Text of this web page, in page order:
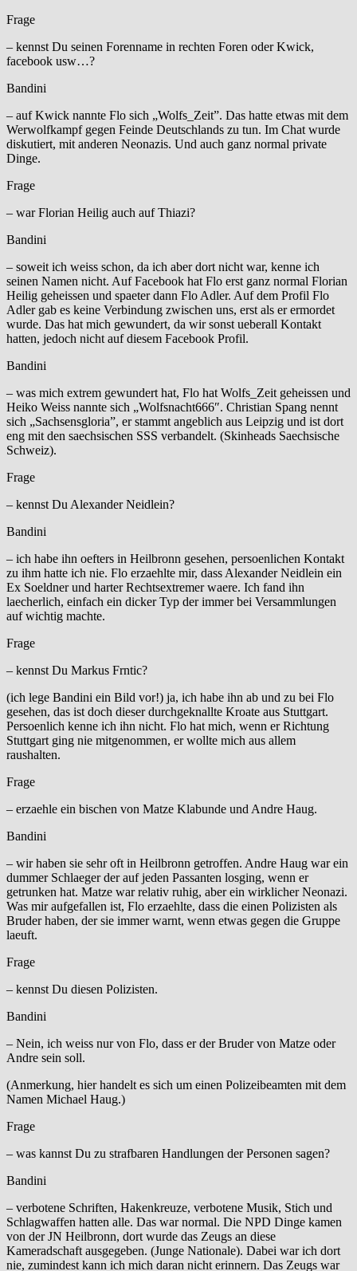
Frage
– kennst Du seinen Forenname in rechten Foren oder Kwick,
facebook usw…?
Bandini
– auf Kwick nannte Flo sich „Wolfs_Zeit”. Das hatte etwas mit dem
Werwolfkampf gegen Feinde Deutschlands zu tun. Im Chat wurde
diskutiert, mit anderen Neonazis. Und auch ganz normal private
Dinge.
Frage
– war Florian Heilig auch auf Thiazi?
Bandini
– soweit ich weiss schon, da ich aber dort nicht war, kenne ich
seinen Namen nicht. Auf Facebook hat Flo erst ganz normal Florian
Heilig geheissen und spaeter dann Flo Adler. Auf dem Profil Flo
Adler gab es keine Verbindung zwischen uns, erst als er ermordet
wurde. Das hat mich gewundert, da wir sonst ueberall Kontakt
hatten, jedoch nicht auf diesem Facebook Profil.
Bandini
– was mich extrem gewundert hat, Flo hat Wolfs_Zeit geheissen und
Heiko Weiss nannte sich „Wolfsnacht666″. Christian Spang nennt
sich „Sachsensgloria”, er stammt angeblich aus Leipzig und ist dort
eng mit den saechsischen SSS verbandelt. (Skinheads Saechsische
Schweiz).
Frage
– kennst Du Alexander Neidlein?
Bandini
– ich habe ihn oefters in Heilbronn gesehen, persoenlichen Kontakt
zu ihm hatte ich nie. Flo erzaehlte mir, dass Alexander Neidlein ein
Ex Soeldner und harter Rechtsextremer waere. Ich fand ihn
laecherlich, einfach ein dicker Typ der immer bei Versammlungen
auf wichtig machte.
Frage
– kennst Du Markus Frntic?
(ich lege Bandini ein Bild vor!) ja, ich habe ihn ab und zu bei Flo
gesehen, das ist doch dieser durchgeknallte Kroate aus Stuttgart.
Persoenlich kenne ich ihn nicht. Flo hat mich, wenn er Richtung
Stuttgart ging nie mitgenommen, er wollte mich aus allem
raushalten.
Frage
– erzaehle ein bischen von Matze Klabunde und Andre Haug.
Bandini
– wir haben sie sehr oft in Heilbronn getroffen. Andre Haug war ein
dummer Schlaeger der auf jeden Passanten losging, wenn er
getrunken hat. Matze war relativ ruhig, aber ein wirklicher Neonazi.
Was mir aufgefallen ist, Flo erzaehlte, dass die einen Polizisten als
Bruder haben, der sie immer warnt, wenn etwas gegen die Gruppe
laeuft.
Frage
– kennst Du diesen Polizisten.
Bandini
– Nein, ich weiss nur von Flo, dass er der Bruder von Matze oder
Andre sein soll.
(Anmerkung, hier handelt es sich um einen Polizeibeamten mit dem
Namen Michael Haug.)
Frage
– was kannst Du zu strafbaren Handlungen der Personen sagen?
Bandini
– verbotene Schriften, Hakenkreuze, verbotene Musik, Stich und
Schlagwaffen hatten alle. Das war normal. Die NPD Dinge kamen
von der JN Heilbronn, dort wurde das Zeugs an diese
Kameradschaft ausgegeben. (Junge Nationale). Dabei war ich dort
nie, zumindest kann ich mich daran nicht erinnern. Das Zeugs war